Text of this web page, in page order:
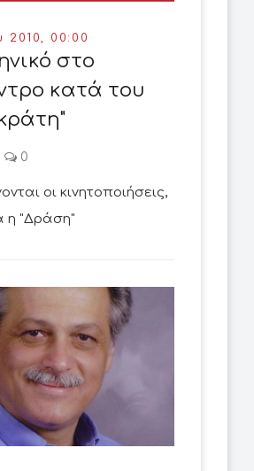
2010, 00:00
στο
κατά του
0
οι κινητοποιήσεις,
η "Δράση"